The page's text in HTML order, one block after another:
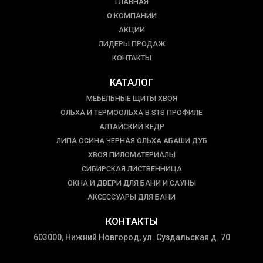
О КОМПАНИИ
АКЦИИ
ЛИДЕРЫ ПРОДАЖ
КОНТАКТЫ
КАТАЛОГ
МЕБЕЛЬНЫЕ ЩИТЫ ХВОЯ
ОЛЬХА И ТЕРМООЛЬХА В STS ПРОФИЛЕ
АЛТАЙСКИЙ КЕДР
ЛИПА ОСИНА ЧЕРНАЯ ОЛЬХА АБАШИ ДУБ
ХВОЯ ПИЛОМАТЕРИАЛЫ
СИБИРСКАЯ ЛИСТВЕННИЦА
ОКНА И ДВЕРИ ДЛЯ БАНИ И САУНЫ
АКСЕССУАРЫ ДЛЯ БАНИ
КОНТАКТЫ
603000, Нижний Новгород, ул. Суздальская д. 70